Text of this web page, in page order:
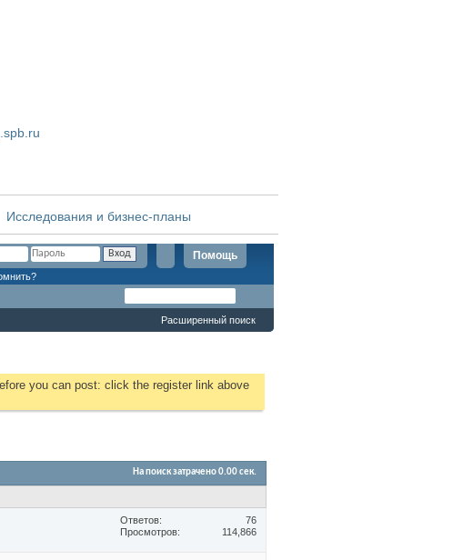
Исследования и бизнес-планы
Помощь
Расширенный поиск
you can post: click the register link above
На поиск затрачено0.00сек.
Ответов
76
Просмотров
114,866